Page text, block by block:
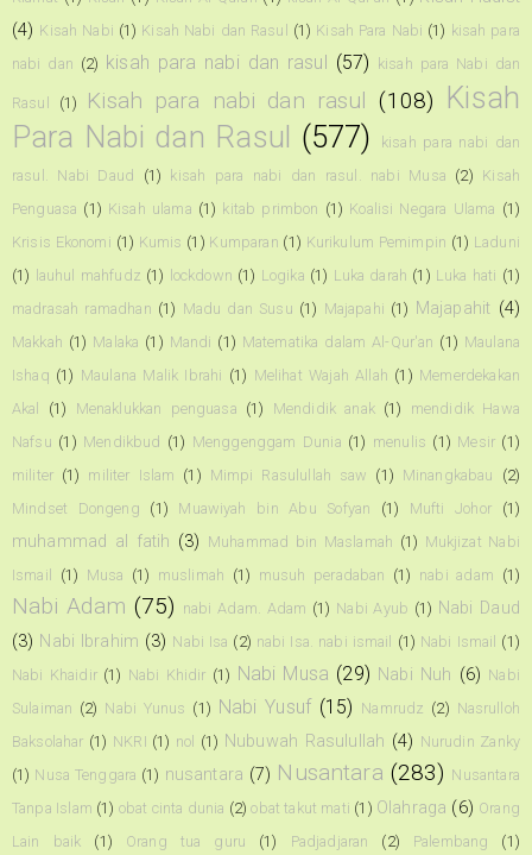
(4) Kisah Nabi (1) Kisah Nabi dan Rasul (1) Kisah Para Nabi (1) kisah para
nabi dan (2) kisah para nabi dan rasul (57) kisah para Nabi dan
Rasul (1) Kisah para nabi dan rasul (108) Kisah
Para Nabi dan Rasul (577)
kisah para nabi dan
rasul. Nabi Daud
(1) kisah para nabi dan rasul. nabi Musa (2) Kisah
Penguasa (1) Kisah ulama (1) kitab primbon (1) Koalisi Negara Ulama (1)
Krisis Ekonomi (1) Kumis (1) Kumparan (1) Kurikulum Pemimpin (1) Laduni
(1) lauhul mahfudz (1) lockdown (1) Logika (1) Luka darah (1) Luka hati (1)
madrasah ramadhan (1) Madu dan Susu (1) Majapahi (1) Majapahit (4)
Makkah (1) Malaka (1) Mandi (1) Matematika dalam Al-Qur'an (1) Maulana
Ishaq (1) Maulana Malik Ibrahi (1) Melihat Wajah Allah (1) Memerdekakan
Akal
(1) Menaklukkan penguasa (1) Mendidik anak (1)
mendidik Hawa
Nafsu (1) Mendikbud (1) Menggenggam Dunia (1) menulis (1) Mesir (1)
militer (1) militer Islam (1) Mimpi Rasulullah saw (1) Minangkabau
(2)
Mindset Dongeng
(1) Muawiyah bin Abu Sofyan (1) Mufti Johor (1)
muhammad al fatih (3) Muhammad bin Maslamah (1) Mukjizat Nabi
Ismail
(1) Musa (1) muslimah (1) musuh peradaban (1) nabi adam (1)
Nabi Adam (75) nabi Adam. Adam (1) Nabi Ayub (1) Nabi Daud
(3) Nabi Ibrahim (3) Nabi Isa (2) nabi Isa. nabi ismail (1) Nabi Ismail (1)
Nabi Khaidir (1) Nabi Khidir (1) Nabi Musa (29) Nabi Nuh (6) Nabi
Sulaiman (2) Nabi Yunus (1) Nabi Yusuf (15) Namrudz (2) Nasrulloh
Baksolahar (1) NKRI (1) nol (1) Nubuwah Rasulullah (4) Nurudin Zanky
(1) Nusa Tenggara (1) nusantara (7) Nusantara (283) Nusantara
Tanpa Islam (1) obat cinta dunia (2) obat takut mati (1) Olahraga (6) Orang
Lain baik
(1) Orang tua guru (1) Padjadjaran (2) Palembang (1)